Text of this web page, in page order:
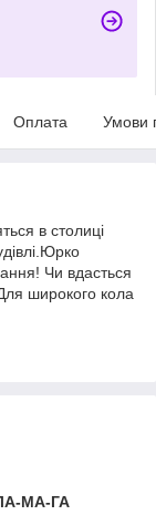
Оплата Умови
в столиці
Чи вдасться
широкого кола
МА-ГА